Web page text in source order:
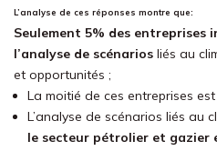
L’analyse de ces réponses montre que:
Seulement 5% des entreprises
l’analyse de scénarios liés au
et opportunités ;
La moitié de ces entreprises est
L’analyse de scénarios liés au
le secteur pétrolier et gazier